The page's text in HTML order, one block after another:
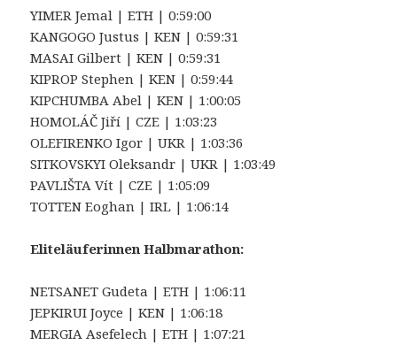
YIMER Jemal | ETH | 0:59:00
KANGOGO Justus | KEN | 0:59:31
MASAI Gilbert | KEN | 0:59:31
KIPROP Stephen | KEN | 0:59:44
KIPCHUMBA Abel | KEN | 1:00:05
HOMOLÁČ Jiří | CZE | 1:03:23
OLEFIRENKO Igor | UKR | 1:03:36
SITKOVSKYI Oleksandr | UKR | 1:03:49
PAVLIŠTA Vít | CZE | 1:05:09
TOTTEN Eoghan | IRL | 1:06:14
Eliteläuferinnen Halbmarathon:
NETSANET Gudeta | ETH | 1:06:11
JEPKIRUI Joyce | KEN | 1:06:18
MERGIA Asefelech | ETH | 1:07:21